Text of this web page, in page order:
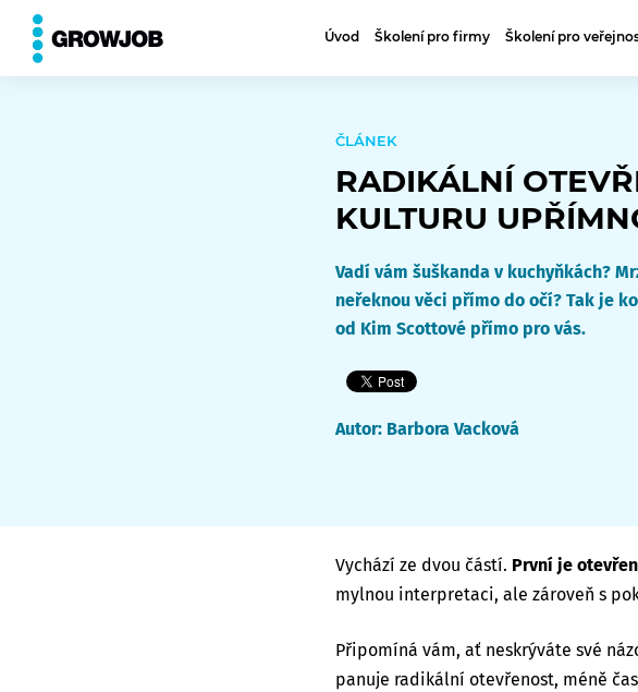
Úvod Školení pro firmy Školení pro
⮨VŠECHNY ČLÁNKY
ČLÁNEK
RADIKÁLNÍ
KULTURU
Vadí vám šuškanda v kuchyňkách?
neřeknou věci přímo do očí? Tak je
od Kim Scottové přímo pro vás.
Autor: Barbora Vacková
Vychází ze dvou částí. První je
mylnou interpretaci, ale zároveň s
Připomíná vám, ať neskrýváte své
panuje radikální otevřenost, méně